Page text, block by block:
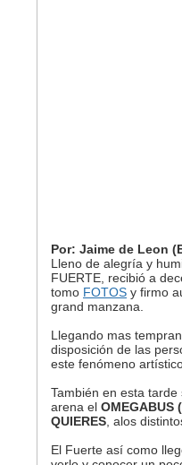
Por: Jaime de Leon
Lleno de alegría y
FUERTE, recibió a
tomo FOTOS y firmo
grand manzana.
Llegando mas
disposición de las
este fenómeno
También en esta
arena el OMEGABUS
QUIERES , alos
El Fuerte así como